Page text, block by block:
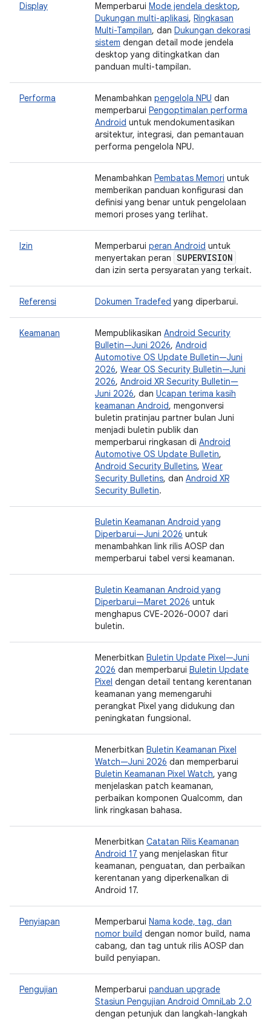
Display Memperbarui Mode jendela desktop,
Dukungan multi-aplikasi, Ringkasan
Multi-Tampilan, dan Dukungan dekorasi
sistem dengan detail mode jendela
desktop yang ditingkatkan dan
panduan multi-tampilan.
Performa Menambahkan pengelola NPU dan
memperbarui Pengoptimalan performa
Android untuk mendokumentasikan
arsitektur, integrasi, dan pemantauan
performa pengelola NPU.
Menambahkan Pembatas Memori untuk
memberikan panduan konfigurasi dan
definisi yang benar untuk pengelolaan
memori proses yang terlihat.
Izin Memperbarui peran Android untuk
menyertakan peran SUPERVISION
dan izin serta persyaratan yang terkait.
Referensi Dokumen Tradefed yang diperbarui.
Keamanan Mempublikasikan Android Security
Bulletin—Juni 2026, Android
Automotive OS Update Bulletin—Juni
2026, Wear OS Security Bulletin—Juni
2026, Android XR Security Bulletin—
Juni 2026, dan Ucapan terima kasih
keamanan Android, mengonversi
buletin pratinjau partner bulan Juni
menjadi buletin publik dan
memperbarui ringkasan di Android
Automotive OS Update Bulletin,
Android Security Bulletins, Wear
Security Bulletins, dan Android XR
Security Bulletin.
Buletin Keamanan Android yang
Diperbarui—Juni 2026 untuk
menambahkan link rilis AOSP dan
memperbarui tabel versi keamanan.
Buletin Keamanan Android yang
Diperbarui—Maret 2026 untuk
menghapus CVE-2026-0007 dari
buletin.
Menerbitkan Buletin Update Pixel—Juni
2026 dan memperbarui Buletin Update
Pixel dengan detail tentang kerentanan
keamanan yang memengaruhi
perangkat Pixel yang didukung dan
peningkatan fungsional.
Menerbitkan Buletin Keamanan Pixel
Watch—Juni 2026 dan memperbarui
Buletin Keamanan Pixel Watch, yang
menjelaskan patch keamanan,
perbaikan komponen Qualcomm, dan
link ringkasan bahasa.
Menerbitkan Catatan Rilis Keamanan
Android 17 yang menjelaskan fitur
keamanan, penguatan, dan perbaikan
kerentanan yang diperkenalkan di
Android 17.
Penyiapan Memperbarui Nama kode, tag, dan
nomor build dengan nomor build, nama
cabang, dan tag untuk rilis AOSP dan
build penyiapan.
Pengujian Memperbarui panduan upgrade
Stasiun Pengujian Android OmniLab 2.0
dengan petunjuk dan langkah-langkah